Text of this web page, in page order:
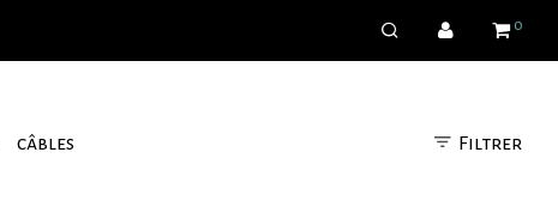
0
Filtrer
câbles